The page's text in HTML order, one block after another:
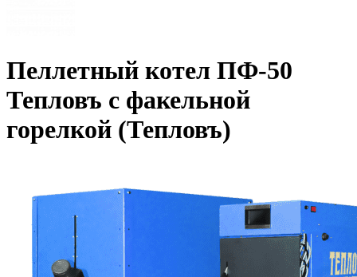
Пеллетный котел ПФ-50
Тепловъ с факельной
горелкой (Тепловъ)